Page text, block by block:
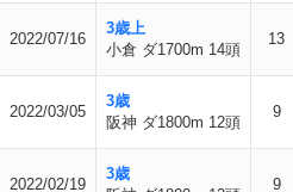
2022/07/16
3歳上
小倉 ダ1700m 14頭
13
2022/03/05
3歳
阪神 ダ1800m 12頭
9
2022/02/19
3歳
9